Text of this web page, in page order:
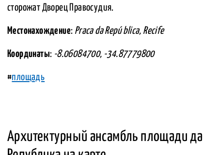
сторожат Дворец Правосудия.
Местонахождение: Praca da Repú blica, Recife
Координаты: -8.06084700, -34.87779800
#площадь
Архитектурный ансамбль площади да